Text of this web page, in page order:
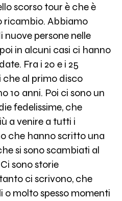
scorso tour è che è
ricambio. Abbiamo
persone nelle
in alcuni casi ci hanno
Fra i 20 e i 25
al primo disco
10 anni. Poi ci sono un
fedelissime, che
a venire a tutti i
che hanno scritto una
si sono scambiati al
sono storie
ci scrivono, che
molto spesso momenti